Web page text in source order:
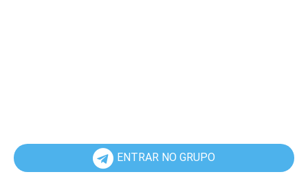
ENTRAR NO GRUPO